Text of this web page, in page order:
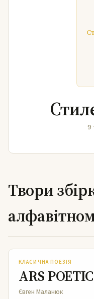
9
Твори
КЛАСИЧНА ПОЕЗІЯ
ARS
Євген Маланюк